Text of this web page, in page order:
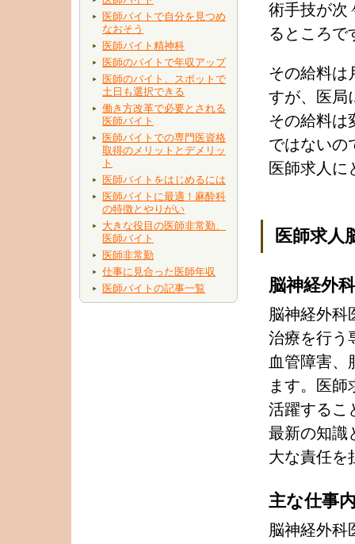
医師バイトで自分を見つめ
なおそう
医師バイト精神科
医師のバイトで年収アップ
医師のバイト、スポットで
土日も選択できる
働き方改革で必要とされる
医師バイト
医師バイトでの専門医資格
取得のメリットとデメリッ
ト
医師バイトをはじめるには
医師バイトに最適！麻酔科
の特徴とやりがい
大きな役目の医師非常勤、
医師バイト
医師非常勤
仕事に見合った医師年収
医師バイトの記事一覧
術手技が次
るところで
その給料は
すが、医局
その給料は
ではないの
医師求人に
医師求人
脳神経外
脳神経外科
治療を行う
血管障害、
ます。医
活躍するこ
最新の知識
大な責任を
主な仕事
脳神経外科